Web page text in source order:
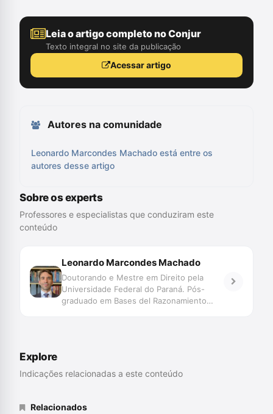
Leia o artigo completo no Conjur
Texto integral no site da publicação
Acessar artigo
Autores na comunidade
Leonardo Marcondes Machado está entre os
autores desse artigo
Sobre os experts
Professores e especialistas que conduziram este
conteúdo
Leonardo Marcondes Machado
Doutorando e Mestre em Direito pela
Universidade Federal do Paraná. Pós-
graduado em Bases del Razonamiento
Estadual dos Direitos Humanos de Santa
Explore
Indicações relacionadas a este conteúdo
Relacionados